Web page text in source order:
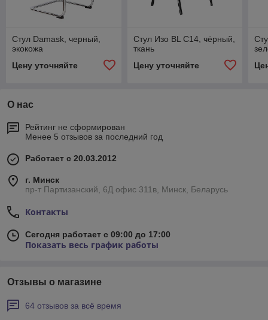
Стул Damask, черный,
экокожа
Цену уточняйте
Стул Изо BL С14, чёрный,
ткань
Цену уточняйте
О нас
Рейтинг не сформирован
Менее 5 отзывов за последний год
Работает с 20.03.2012
г. Минск
пр-т Партизанский, 6Д офис 311в, Минск, Беларусь
Контакты
Сегодня работает с 09:00 до 17:00
Показать весь график работы
Отзывы о магазине
64 отзывов за всё время